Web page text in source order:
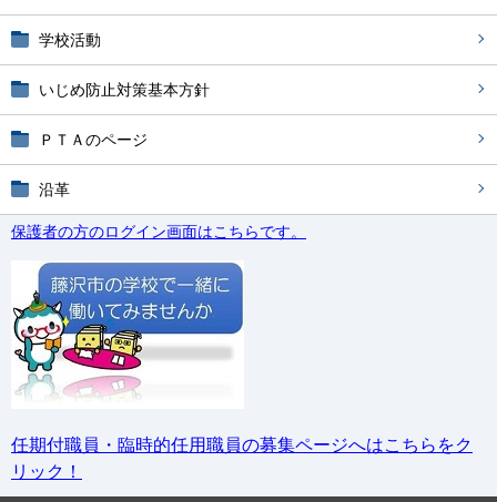
学校活動
いじめ防止対策基本方針
ＰＴＡのページ
沿革
保護者の方のログイン画面はこちらです。
任期付職員・臨時的任用職員の募集ページへはこちらをク
リック！